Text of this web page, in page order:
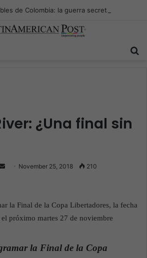
¿Una final sin
d
a
m
November 25, 2018 210
la Final de la Copa Libertadores, la fecha
próximo martes 27 de noviembre
la Final de la Copa